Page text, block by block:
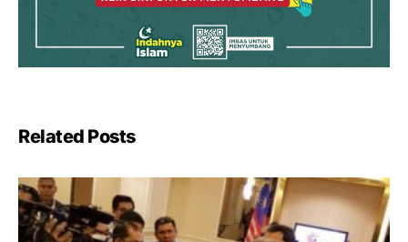
Related Posts